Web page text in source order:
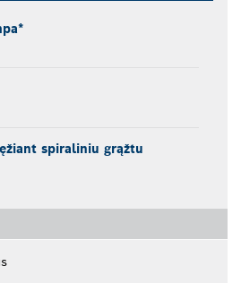
spiraliniu grąžtu